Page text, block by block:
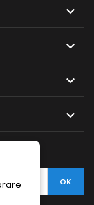



